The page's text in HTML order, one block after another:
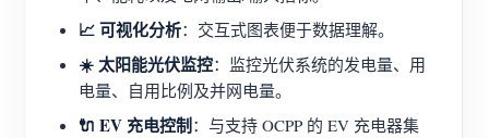
📈 可视化分析：交互式图表便于数据理解。
☀️ 太阳能光伏监控：监控光伏系统的发电量、用
电量、自用比例及并网电量。
🔌 EV 充电控制：与支持 OCPP 的 EV 充电器集